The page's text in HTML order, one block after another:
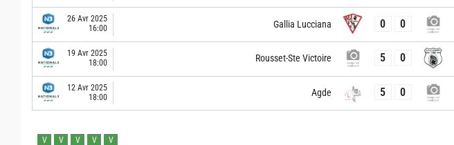
26 Avr 2025
16:00
Gallia Lucciana 0 0
19 Avr 2025
18:00
Rousset-Ste Victoire 5 0
12 Avr 2025
18:00
Agde 5 0
V V V V V